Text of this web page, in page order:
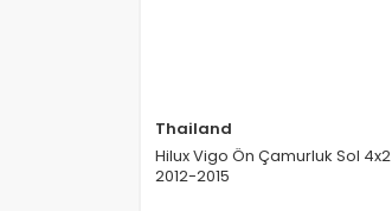
Thailand
Hilux Vigo Ön Çamurluk Sol 4x2
2012-2015